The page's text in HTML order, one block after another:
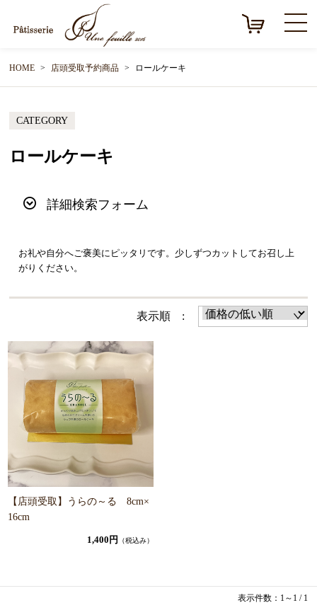
HOME 店頭受取予約商品 ロールケーキ
CATEGORY
ロールケーキ
詳細検索フォーム
お礼や自分へご褒美にピッタリです。少しずつカットしてお召し上
がりください。
表示順 :
【店頭受取】うらの～る 8cm×
16cm
1,400円 （税込み）
表示件数：1～1 / 1